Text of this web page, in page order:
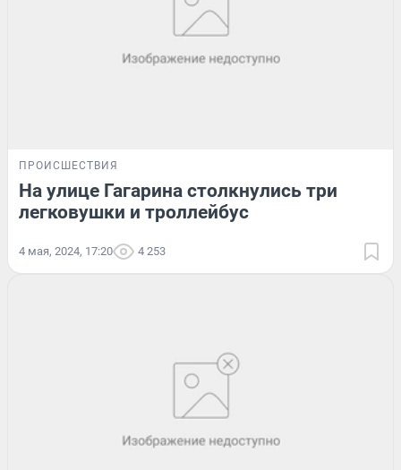
ПРОИСШЕСТВИЯ
На улице Гагарина столкнулись три
легковушки и троллейбус
4 мая, 2024, 17:20 4 253